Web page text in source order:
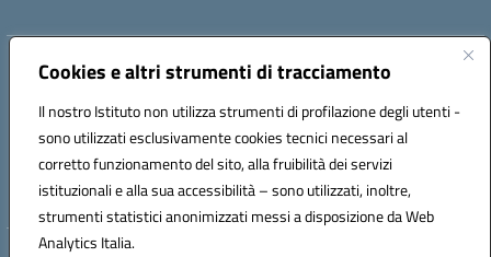
Cookies e altri strumenti di tracciamento
Il nostro Istituto non utilizza strumenti di profilazione degli utenti -
sono utilizzati esclusivamente cookies tecnici necessari al
corretto funzionamento del sito, alla fruibilità dei servizi
istituzionali e alla sua accessibilità – sono utilizzati, inoltre,
strumenti statistici anonimizzati messi a disposizione da Web
Analytics Italia.
Indirizzo:Via Enrico Fermi, 4 - Cefalù
Posta elettronica certificata (PEC):PAIC8AJ008@pec.istruzione.it
Codice fiscale: 82000590826
Codice meccanografico: PAIC8AJ008